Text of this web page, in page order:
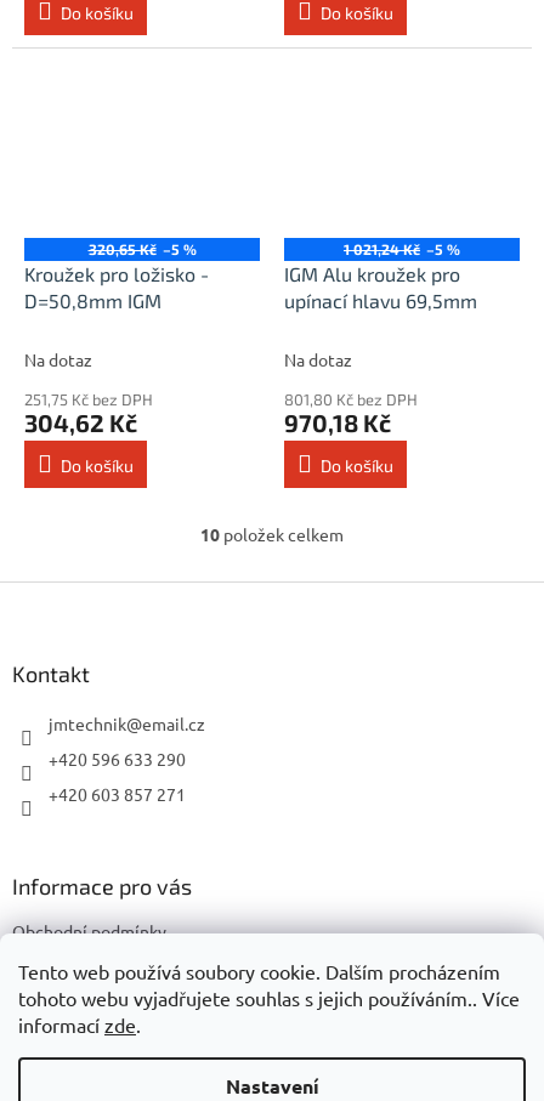
Tento web používá soubory cookie. Dalším procházením
tohoto webu vyjadřujete souhlas s jejich používáním.. Více
informací zde.
Nastavení
Do košíku Do košíku
320,65 Kč –5 %
Kroužek pro ložisko -
D=50,8mm IGM
Na dotaz
251,75 Kč bez DPH
304,62 Kč
Do košíku
1 021,24 Kč –5 %
IGM Alu kroužek pro
upínací hlavu 69,5mm
Na dotaz
801,80 Kč bez DPH
970,18 Kč
Do košíku
O
l
s
10 položek celkem
Kontakt
jmtechnik@email.cz
+420 596 633 290
+420 603 857 271
Informace pro vás
Obchodní podmínky
Podmínky ochrany osobních údajů
Vytvořil Shoptet